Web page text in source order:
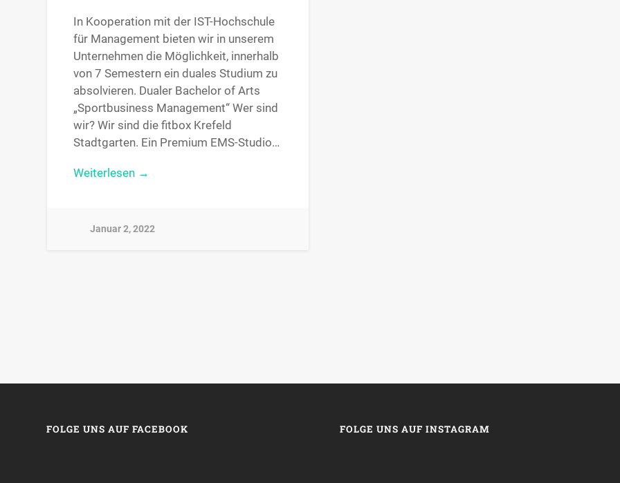
In Kooperation mit der IST-Hochschule
für Management bieten wir in unserem
Unternehmen die Möglichkeit, innerhalb
von 7 Semestern ein duales Studium zu
absolvieren. Dualer Bachelor of Arts
„Sportbusiness Management“ Wer sind
wir? Wir sind die fitbox Krefeld
Stadtgarten. Ein Premium EMS-Studio…
Weiterlesen →
Januar 2, 2022
FOLGE UNS AUF FACEBOOK FOLGE UNS AUF INSTAGRAM